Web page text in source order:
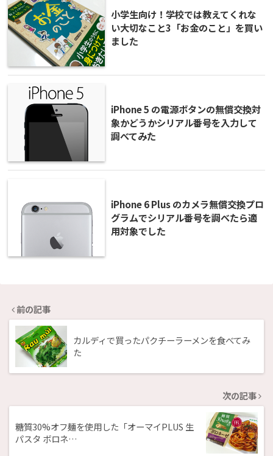
小学生向け！学校では教えてくれな
い大切なこと3「お金のこと」を買い
ました
iPhone 5 の電源ボタンの無償交換対
象かどうかシリアル番号を入力して
調べてみた
iPhone 6 Plus のカメラ無償交換プロ
グラムでシリアル番号を調べたら適
用対象でした
前の記事
カルディで買ったパクチーラーメンを食べてみ
た
次の記事
糖質30%オフ麺を使用した「オーマイPLUS 生
パスタ ボロネ…